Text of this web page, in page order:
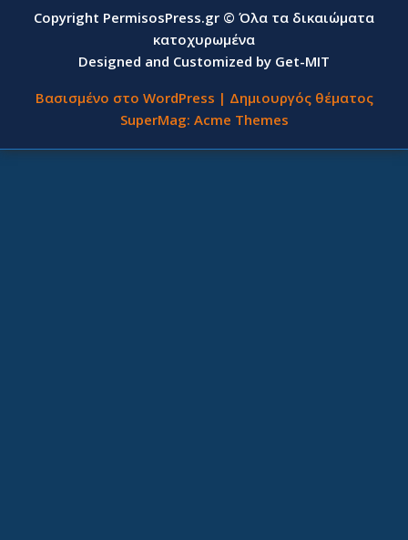
Copyright PermisosPress.gr © Όλα τα δικαιώματα
κατοχυρωμένα
Designed and Customized by Get-MIT
Βασισμένο στο WordPress | Δημιουργός θέματος
SuperMag: Acme Themes